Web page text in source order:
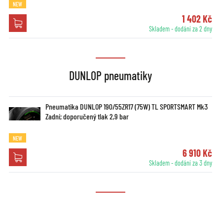
NEW
1 402 Kč
Skladem - dodání za 2 dny
DUNLOP pneumatiky
Pneumatika DUNLOP 190/55ZR17 (75W) TL SPORTSMART Mk3
Zadní; doporučený tlak 2,9 bar
NEW
6 910 Kč
Skladem - dodání za 3 dny